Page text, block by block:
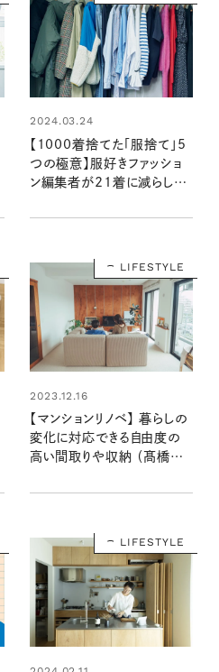
2024.03.24
【1000着捨てた「服捨て」5
つの極意】服好きファッショ
ン編集者が21着に減らして
LIFESTYLE
2023.12.16
【マンションリノベ】 暮らしの
変化に対応できる自由度の
高い間取りや収納 （髙橋さ
LIFESTYLE